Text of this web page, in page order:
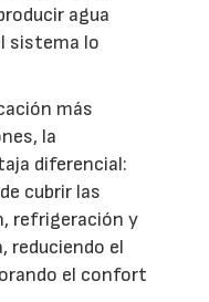
agua
sistema lo
más
la
diferencial:
cubrir las
refrigeración y
reduciendo el
el confort